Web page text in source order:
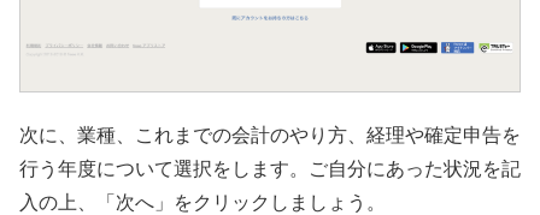
次に、業種、これまでの会計のやり方、経理や確定申告を
行う年度について選択をします。ご自分にあった状況を記
入の上、「次へ」をクリックしましょう。